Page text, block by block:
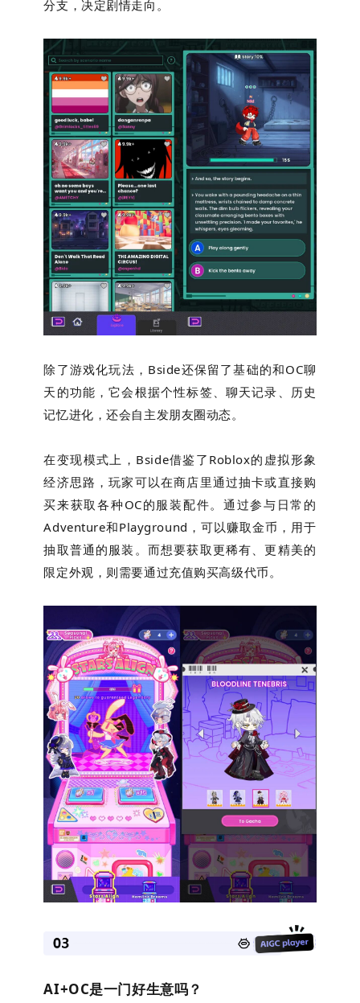
分支，决定剧情走向。
除了游戏化玩法，Bside还保留了基础的和OC聊
天的功能，它会根据个性标签、聊天记录、历史
记忆进化，还会自主发朋友圈动态。
在变现模式上，Bside借鉴了Roblox的虚拟形象
经济思路，玩家可以在商店里通过抽卡或直接购
买来获取各种OC的服装配件。通过参与日常的
Adventure和Playground，可以赚取金币，用于
抽取普通的服装。而想要获取更稀有、更精美的
限定外观，则需要通过充值购买高级代币。
AI+OC是一门好生意吗？